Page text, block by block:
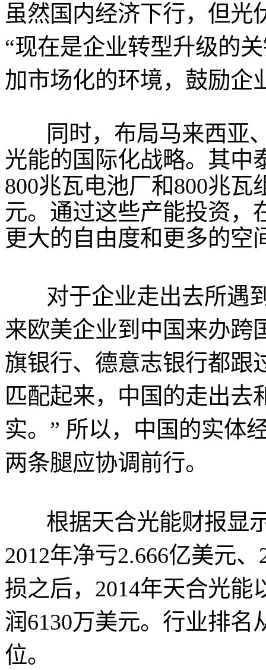
虽然国内经济下行，但光
“现在是企业转型升级的
加市场化的环境，鼓励
同时，布局马来西亚
光能的国际化战略。其中
800兆瓦电池厂和800兆
元。通过这些产能投资，
更大的自由度和更多的空
对于企业走出去所遇
来欧美企业到中国来办跨
旗银行、德意志银行都跟
匹配起来，中国的走出去
实。” 所以，中国的实体
两条腿应协调前行。
根据天合光能财报显
2012年净亏2.666亿美元
损之后，2014年天合光能
润6130万美元。行业排名
位。